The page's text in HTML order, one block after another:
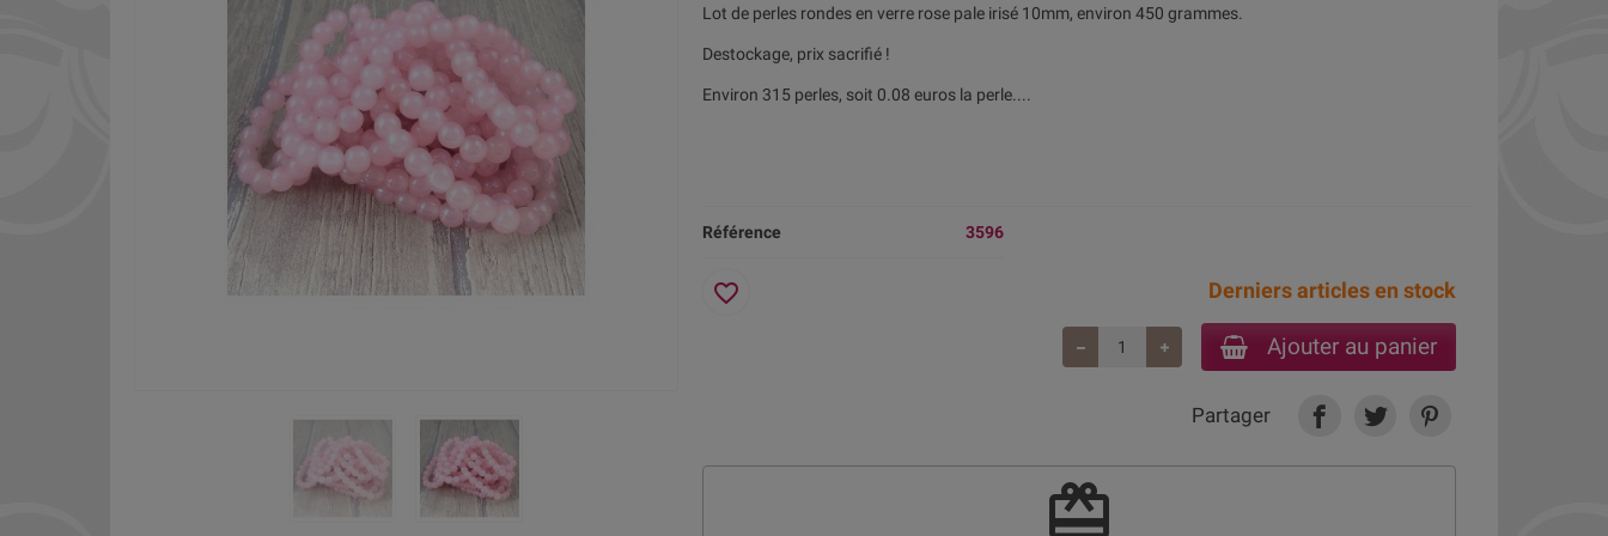
Lot de perles rondes en verre rose pale irisé 10mm, environ 450 grammes.
Destockage, prix sacrifié !
Environ 315 perles, soit 0.08 euros la perle....
Référence 3596
Derniers articles en stock
Ajouter au panier
favorite_border
Partager
redeem